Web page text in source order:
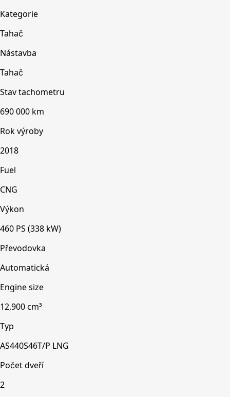
Kategorie
Tahač
Nástavba
Tahač
Stav tachometru
690 000 km
Rok výroby
2018
Fuel
CNG
Výkon
460 PS (338 kW)
Převodovka
Automatická
Engine size
12,900 cm³
Typ
AS440S46T/P LNG
Počet dveří
2